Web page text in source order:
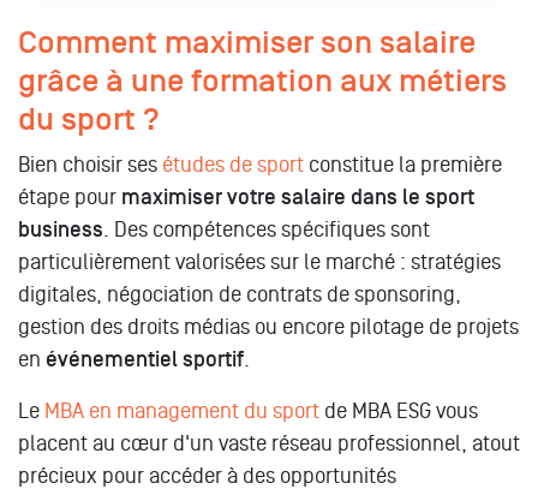
Comment maximiser son salaire
grâce à une formation aux métiers
du sport ?
Bien choisir ses études de sport constitue la première
étape pour maximiser votre salaire dans le sport
business. Des compétences spécifiques sont
particulièrement valorisées sur le marché : stratégies
digitales, négociation de contrats de sponsoring,
gestion des droits médias ou encore pilotage de projets
en événementiel sportif.
Le MBA en management du sport de MBA ESG vous
placent au cœur d'un vaste réseau professionnel, atout
précieux pour accéder à des opportunités